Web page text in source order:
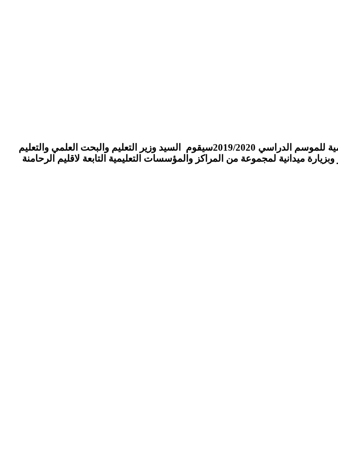
علمت جريدة فور تنمية من مصادرها أنه وفي اطار تتبع سير الدراسة بالمؤسسات التعليمية للموسم الدراسي 2019/2020سيقوم السيد وزير التعليم والبحت العلمي والتعليم
ميدانية لمجموعة من المراكز والمؤسسات التعليمية التابعة لاقليم الرحامنة